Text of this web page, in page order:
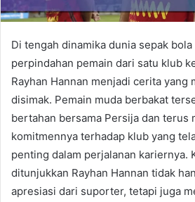
Di tengah dinamika dunia sepak
perpindahan pemain dari satu klub
Rayhan Hannan menjadi cerita yang
disimak. Pemain muda berbakat
bertahan bersama Persija dan terus
komitmennya terhadap klub yang
penting dalam perjalanan kariernya.
ditunjukkan Rayhan Hannan tidak
apresiasi dari suporter, tetapi juga